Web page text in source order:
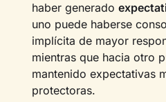
haber generado
uno puede haberse
implícita de mayor
mientras que hacia otro
mantenido expectativas
protectoras.